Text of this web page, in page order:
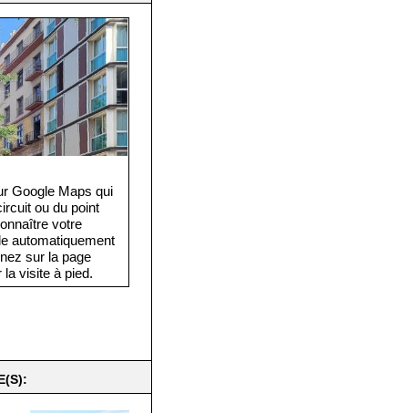
Google Maps qui
ou du point
votre
automatiquement
sur la page
visite à pied.